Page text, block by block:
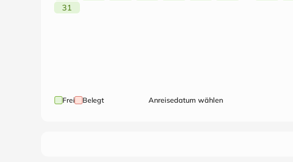
31
Frei Belegt Anreisedatum wählen